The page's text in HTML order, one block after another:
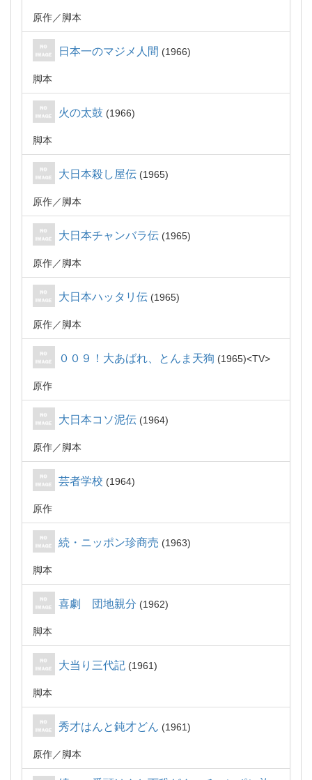
原作 脚本
日本一のマジメ人間 1966
脚本
火の太鼓 1966
脚本
大日本殺し屋伝 1965
原作 脚本
大日本チャンバラ伝 1965
原作 脚本
大日本ハッタリ伝 1965
原作 脚本
００９！大あばれ、とんま天狗 1965 TV
原作
大日本コソ泥伝 1964
原作 脚本
芸者学校 1964
原作
続・ニッポン珍商売 1963
脚本
喜劇 団地親分 1962
脚本
大当り三代記 1961
脚本
秀才はんと鈍才どん 1961
原作 脚本